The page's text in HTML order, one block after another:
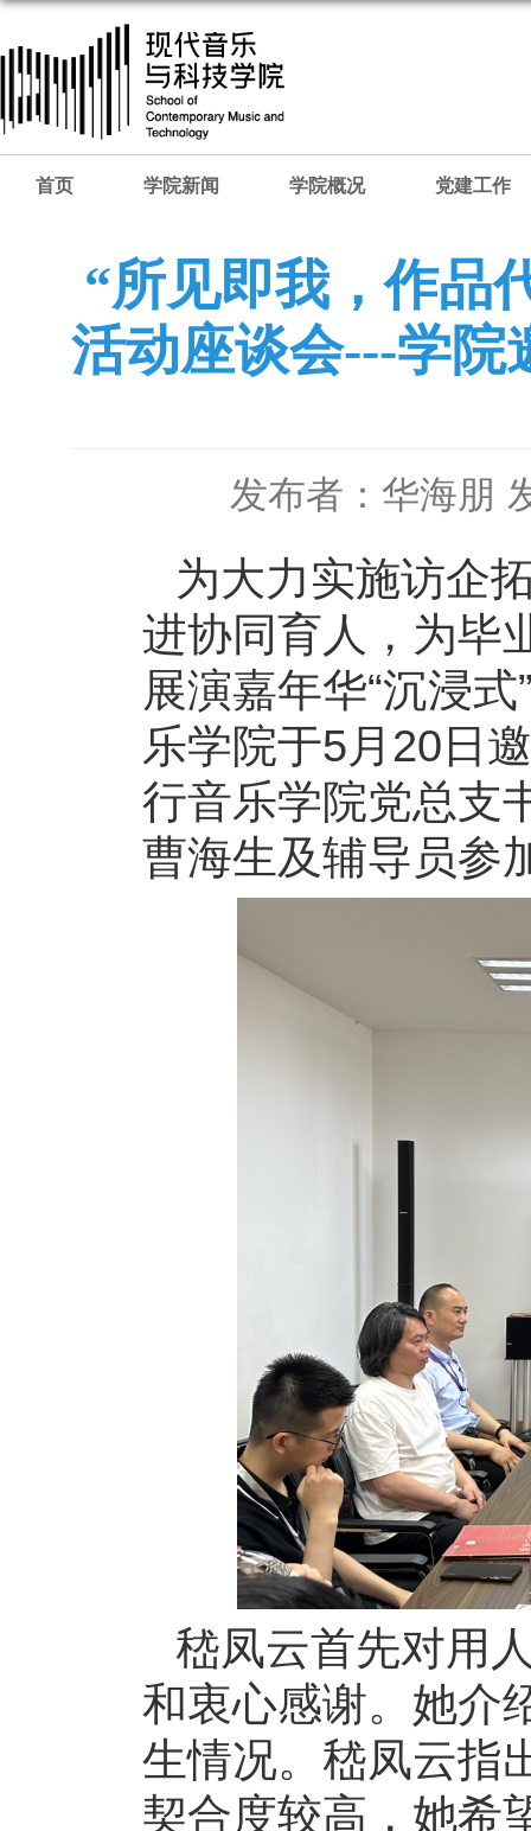
首页 学院新闻 学院概况 党建工作
“所见即我，作品
活动座谈会---学院
发布者：华海朋
为大力实施访企
进协同育人，为毕
展演嘉年华“沉浸
乐学院于5月20日
行音乐学院党总支
曹海生及辅导员参
嵇凤云首先对用
和衷心感谢。她介
生情况。嵇凤云指
契合度较高，她希